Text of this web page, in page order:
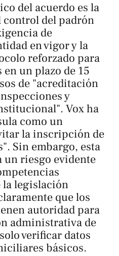
del acuerdo es la
del padrón
de
en vigor y la
reforzado para
un plazo de 15
de "acreditación
y
Vox ha
como un
la inscripción de
Sin embargo, esta
riesgo evidente
la legislación
que los
autoridad para
administrativa de
verificar datos
básicos.